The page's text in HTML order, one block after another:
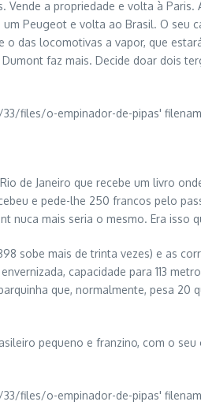
a propriedade e volta à
Peugeot e volta ao Brasil. O seu
das locomotivas a vapor, que
faz mais. Decide doar dois
de Janeiro que recebe um livro
e pede-lhe 250 francos pelo
nuca mais seria o mesmo. Era isso
sobe mais de trinta vezes) e as
capacidade para 113
que, normalmente, pesa
pequeno e franzino, com o